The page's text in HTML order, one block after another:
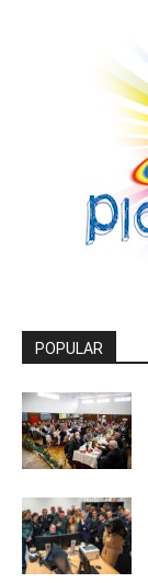
POPULAR